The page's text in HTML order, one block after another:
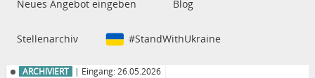
Neues Angebot eingeben Blog
Stellenarchiv #StandWithUkraine
ARCHIVIERT | Eingang: 26.05.2026